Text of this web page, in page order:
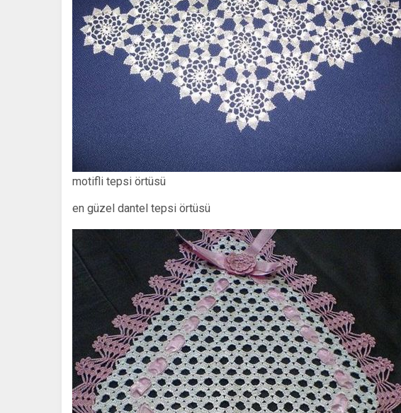
motifli tepsi örtüsü
en güzel dantel tepsi örtüsü